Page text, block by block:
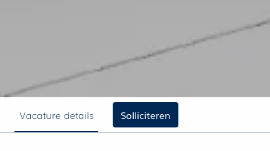
Vacature details Solliciteren